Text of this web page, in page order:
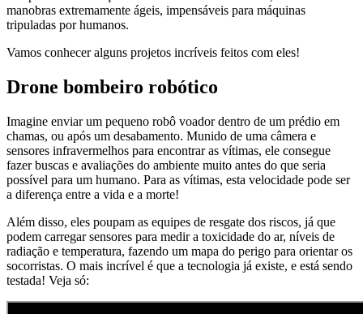
manobras extremamente ágeis, impensáveis para máquinas
tripuladas por humanos.
Vamos conhecer alguns projetos incríveis feitos com eles!
Drone bombeiro robótico
Imagine enviar um pequeno robô voador dentro de um prédio em
chamas, ou após um desabamento. Munido de uma câmera e
sensores infravermelhos para encontrar as vítimas, ele consegue
fazer buscas e avaliações do ambiente muito antes do que seria
possível para um humano. Para as vítimas, esta velocidade pode ser
a diferença entre a vida e a morte!
Além disso, eles poupam as equipes de resgate dos riscos, já que
podem carregar sensores para medir a toxicidade do ar, níveis de
radiação e temperatura, fazendo um mapa do perigo para orientar os
socorristas. O mais incrível é que a tecnologia já existe, e está sendo
testada! Veja só: